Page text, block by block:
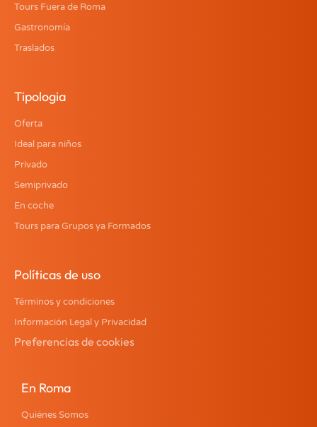
Tours Fuera de Roma
Gastronomía
Traslados
Tipologia
Oferta
Ideal para niños
Privado
Semiprivado
En coche
Tours para Grupos ya Formados
Políticas de uso
Términos y condiciones
Información Legal y Privacidad
Preferencias de cookies
En Roma
Quiénes Somos